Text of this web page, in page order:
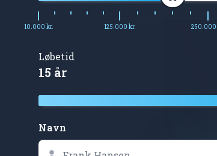
10.000 kr. 125.000 kr. 250.000
Løbetid
15 år
Navn